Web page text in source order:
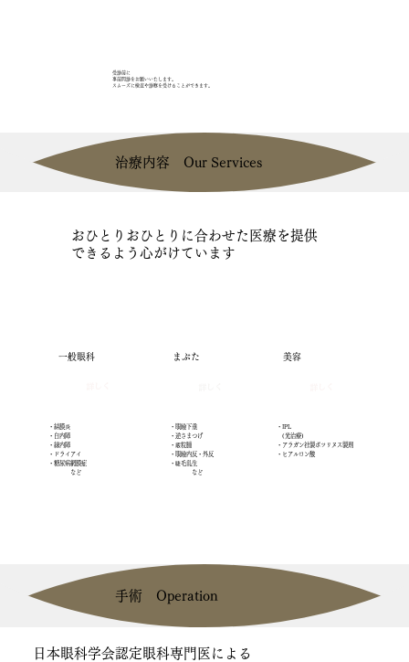
治療内容 Our Services
受診前に
事前問診をお願いいたします。
​スムーズに検査や診察を受けることができます。
手術 Operation
美容
まぶた
一般眼科
・結膜炎
・白内障
・緑内障
・ドライアイ
・糖尿病網膜症
​ など
・眼瞼下垂
・逆さまつげ
・霰粒腫
・眼瞼内反・外反
・睫毛乱生
​ など
・IPL
(光治療)
・アラガン社製ボツリヌス製剤
・ヒアルロン酸
おひとりおひとりに合わせた医療を提供
できるよう心がけています
日本眼科学会認定眼科専門医による